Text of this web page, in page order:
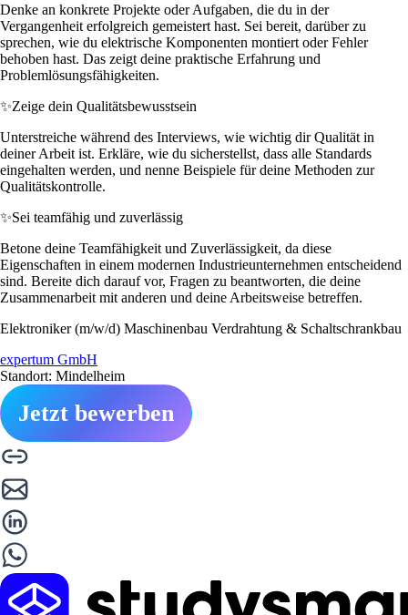
Denke an konkrete Projekte oder Aufgaben, die du in der
Vergangenheit erfolgreich gemeistert hast. Sei bereit, darüber zu
sprechen, wie du elektrische Komponenten montiert oder Fehler
behoben hast. Das zeigt deine praktische Erfahrung und
Problemlösungsfähigkeiten.
✨Zeige dein Qualitätsbewusstsein
Unterstreiche während des Interviews, wie wichtig dir Qualität in
deiner Arbeit ist. Erkläre, wie du sicherstellst, dass alle Standards
eingehalten werden, und nenne Beispiele für deine Methoden zur
Qualitätskontrolle.
✨Sei teamfähig und zuverlässig
Betone deine Teamfähigkeit und Zuverlässigkeit, da diese
Eigenschaften in einem modernen Industrieunternehmen entscheidend
sind. Bereite dich darauf vor, Fragen zu beantworten, die deine
Zusammenarbeit mit anderen und deine Arbeitsweise betreffen.
Elektroniker (m/w/d) Maschinenbau Verdrahtung & Schaltschrankbau
expertum GmbH
Standort: Mindelheim
Jetzt bewerben